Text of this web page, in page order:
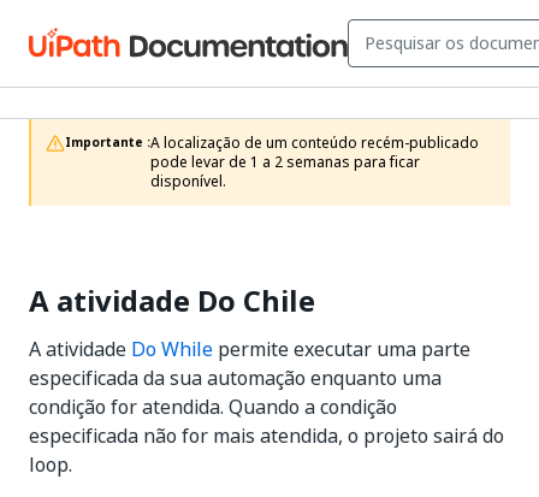
Importante :A localização de um conteúdo recém-publicado
pode levar de 1 a 2 semanas para ficar
disponível.
A atividade Do Chile
A atividade Do While permite executar uma parte
especificada da sua automação enquanto uma
condição for atendida. Quando a condição
especificada não for mais atendida, o projeto sairá do
loop.